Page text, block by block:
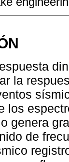
la
los
genera
de